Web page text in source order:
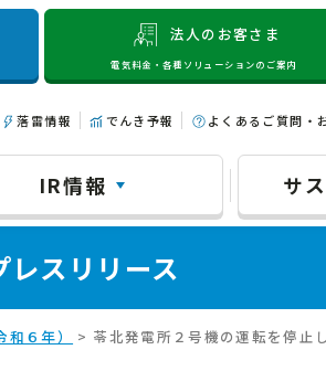
法人のお客さま
電気料金・各種ソリューションのご案内
落雷情報 でんき予報 よくあるご質問・
IR情報 サ
レスリリース
６年）
> 苓北発電所２号機の運転を停止